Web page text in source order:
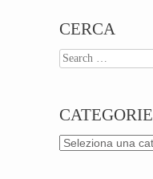
CERCA
Search
CATEGORIE
Categorie